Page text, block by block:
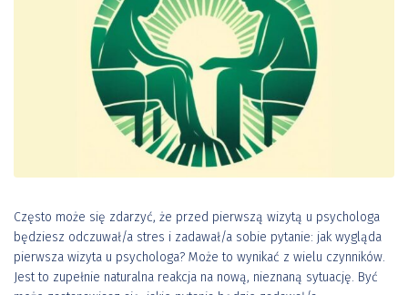
Często może się zdarzyć, że przed pierwszą wizytą u psychologa
będziesz odczuwał/a stres i zadawał/a sobie pytanie: jak wygląda
pierwsza wizyta u psychologa? Może to wynikać z wielu czynników.
Jest to zupełnie naturalna reakcja na nową, nieznaną sytuację. Być